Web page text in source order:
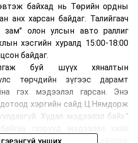
байхад нь Төрийн ордны
анх харсан байдаг. Талийгаач
зам" олон улсын авто раллиг
хэсгийн хуралд 15:00-18:00
байдаг.
буй шүүх хяналтын
төрчдийн зүгээс дарамт
гэх мэдээлэл гарсан. Энэ
хэргийн сайд Ц.Нямдорж
Худал мэдээлэл байх."
шалгагдаж байгаа гэж ойлгож